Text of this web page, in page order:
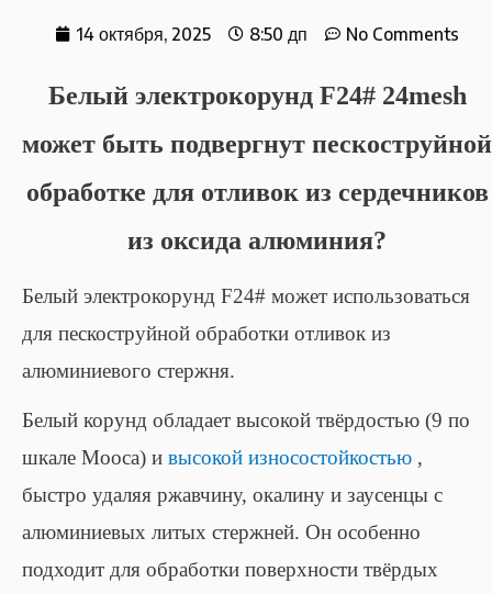
14 октября, 2025 8:50 дп No Comments
Белый электрокорунд F24# 24mesh
может быть подвергнут пескоструйной
обработке для отливок из сердечников
из оксида алюминия?
Белый электрокорунд F24# может использоваться
для пескоструйной обработки отливок из
алюминиевого стержня.
Белый корунд обладает высокой твёрдостью (9 по
шкале Мооса) и высокой износостойкостью ,
быстро удаляя ржавчину, окалину и заусенцы с
алюминиевых литых стержней. Он особенно
подходит для обработки поверхности твёрдых